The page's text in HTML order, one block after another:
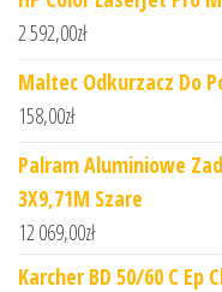
2 592,00zł
Maltec Odkurzacz Do
158,00zł
Palram Aluminiowe
3X9,71M Szare
12 069,00zł
Karcher BD 50/60 C Ep